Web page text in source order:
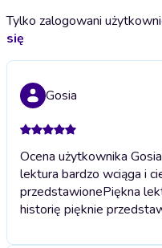
Tylko zalogowani
się
Gosia
Ocena użytkownika
lektura bardzo wciąga i
przedstawionePiękna
historię pięknie